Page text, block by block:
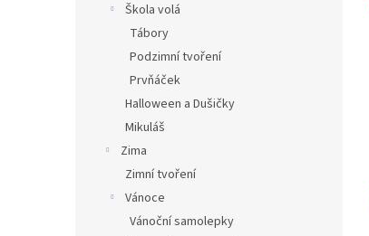
Škola volá
Tábory
Podzimní tvoření
Prvňáček
Halloween a Dušičky
Mikuláš
Zima
Zimní tvoření
Vánoce
Vánoční samolepky